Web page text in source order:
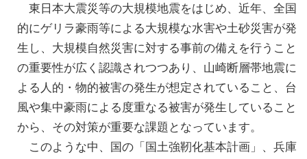
東日本大震災等の大規模地震をはじめ、近年、全国
的にゲリラ豪雨等による大規模な水害や土砂災害が発
生し、大規模自然災害に対する事前の備えを行うこと
の重要性が広く認識されつつあり、山崎断層帯地震に
よる人的・物的被害の発生が想定されていること、台
風や集中豪雨による度重なる被害が発生していること
から、その対策が重要な課題となっています。
このような中、国の「国土強靭化基本計画」、兵庫